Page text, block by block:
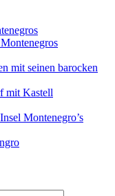
mit seinen barocken
mit Kastell
Montenegro’s